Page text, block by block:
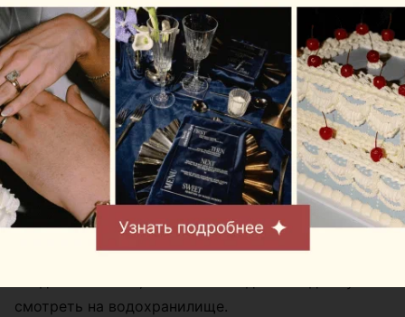
становится главным героем отдыха. Место
расположено на Минском море возле пляжа №9,
примерно в 10 минутах езды от МКАД. Здесь не
нужно выбирать между спокойным вечером с
видом на закат и активным днем на гидроцикле:
оба сценария легко помещаются в один уикенд.
На территории находятся три домика, русская
баня на дровах, джакузи под открытым небом и
крытая беседка с мангальной зоной. Можно
приехать компанией, устроить ужин у воды,
смотреть на водохранилище.